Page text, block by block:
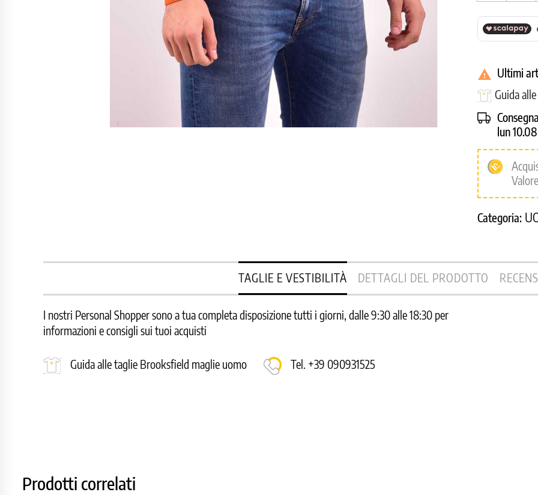
 Ultimi
Guida
lun
Categoria:
TAGLIE E VESTIBILITÀ DETTAGLI DEL PRODOTTO
I nostri Personal Shopper sono a tua completa disposizione tutti i giorni, dalle 9:30 alle 18:30 per
informazioni e consigli sui tuoi acquisti
Guida alle taglie Brooksfield maglie uomo Tel. +39 090931525
Prodotti correlati